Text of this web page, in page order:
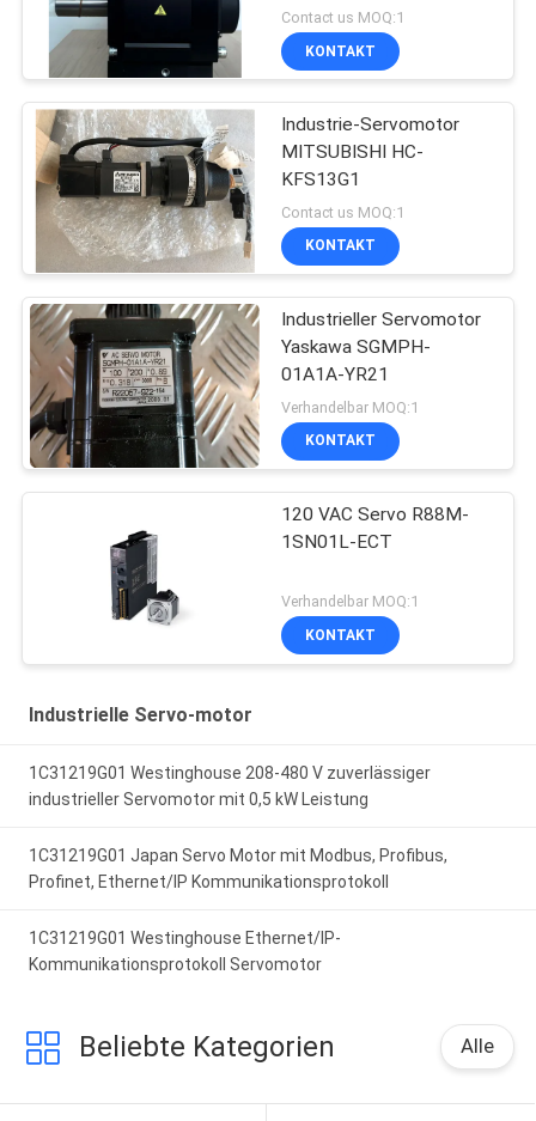
3000rpm
Contact us MOQ:1
KONTAKT
Industrie-Servomotor
MITSUBISHI HC-
KFS13G1
Contact us MOQ:1
KONTAKT
Industrieller Servomotor
Yaskawa SGMPH-
01A1A-YR21
Verhandelbar MOQ:1
KONTAKT
120 VAC Servo R88M-
1SN01L-ECT
Verhandelbar MOQ:1
KONTAKT
Industrielle Servo-motor
1C31219G01 Westinghouse 208-480 V zuverlässiger
industrieller Servomotor mit 0,5 kW Leistung
1C31219G01 Japan Servo Motor mit Modbus, Profibus,
Profinet, Ethernet/IP Kommunikationsprotokoll
1C31219G01 Westinghouse Ethernet/IP-
Kommunikationsprotokoll Servomotor
Beliebte Kategorien Alle